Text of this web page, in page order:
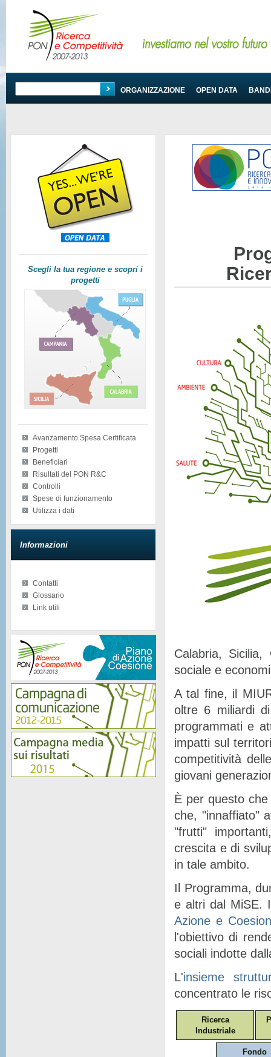
PROGRAMMA ORGANIZZAZIONE OPEN DATA
Scegli la tua regione e scopri i
progetti
Avanzamento Spesa Certificata
Progetti
Beneficiari
Risultati del PON R&C
Controlli
Spese di funzionamento
Utilizza i dati
Informazioni
Contatti
Glossario
Link utili
Calabria, Sicilia,
sociale e
A tal fine, il
oltre 6 miliardi
programmati e
impatti sul
competitività
giovani
È per questo
che, "innaffiato"
"frutti"
crescita e di
in tale ambito.
Il Programma,
e altri dal MiSE.
Azione e
l'obiettivo di
sociali indotte
L'insieme
concentrato le
Ricerca
Industriale
Fondo